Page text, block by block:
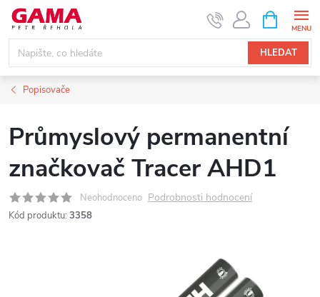
Přejít
obsah
HLEDAT
NÁKUPNÍ
KOŠÍK
Popisovače
Průmyslový permanentní
značkovač Tracer AHD1
Neohodnoceno Podrobnosti hodnocení
Kód produktu: 3358